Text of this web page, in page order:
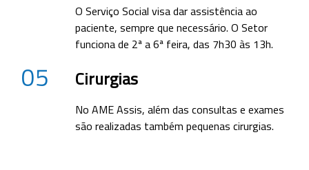
O Serviço Social visa dar assistência ao
paciente, sempre que necessário. O Setor
funciona de 2ª a 6ª feira, das 7h30 às 13h.
05 Cirurgias
No AME Assis, além das consultas e exames
são realizadas também pequenas cirurgias.